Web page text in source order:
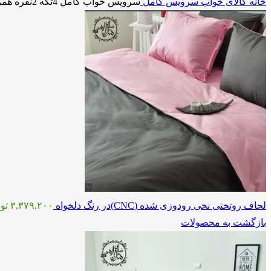
لحاف روتختی نخی رودوزی شده (CNC)در رنگ دلخواه ۳,۳۷۹,۲۰۰
بازگشت به محصولات